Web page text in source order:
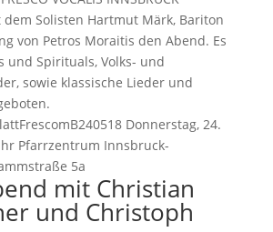
Solisten Hartmut Märk, Bariton
von Petros Moraitis den Abend. Es
und Spirituals, Volks- und
sowie klassische Lieder und
Donnerstag, 24.
Pfarrzentrum Innsbruck-
5a
mit Christian
und Christoph